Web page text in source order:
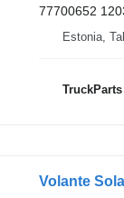
77700652
Estonia,
Volante